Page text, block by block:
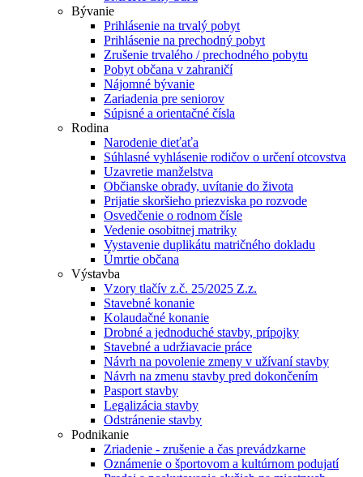
Bývanie
Prihlásenie na trvalý pobyt
Prihlásenie na prechodný pobyt
Zrušenie trvalého / prechodného pobytu
Pobyt občana v zahraničí
Nájomné bývanie
Zariadenia pre seniorov
Súpisné a orientačné čísla
Rodina
Narodenie dieťaťa
Súhlasné vyhlásenie rodičov o určení otcovstva
Uzavretie manželstva
Občianske obrady, uvítanie do života
Prijatie skoršieho priezviska po rozvode
Osvedčenie o rodnom čísle
Vedenie osobitnej matriky
Vystavenie duplikátu matričného dokladu
Úmrtie občana
Výstavba
Vzory tlačív z.č. 25/2025 Z.z.
Stavebné konanie
Kolaudačné konanie
Drobné a jednoduché stavby, prípojky
Stavebné a udržiavacie práce
Návrh na povolenie zmeny v užívaní stavby
Návrh na zmenu stavby pred dokončením
Pasport stavby
Legalizácia stavby
Odstránenie stavby
Podnikanie
Zriadenie - zrušenie a čas prevádzkarne
Oznámenie o športovom a kultúrnom podujatí